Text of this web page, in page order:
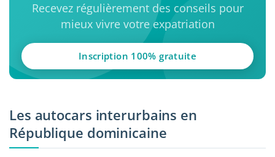
Recevez régulièrement des conseils pour
mieux vivre votre expatriation
Inscription 100% gratuite
Les autocars interurbains en
République dominicaine